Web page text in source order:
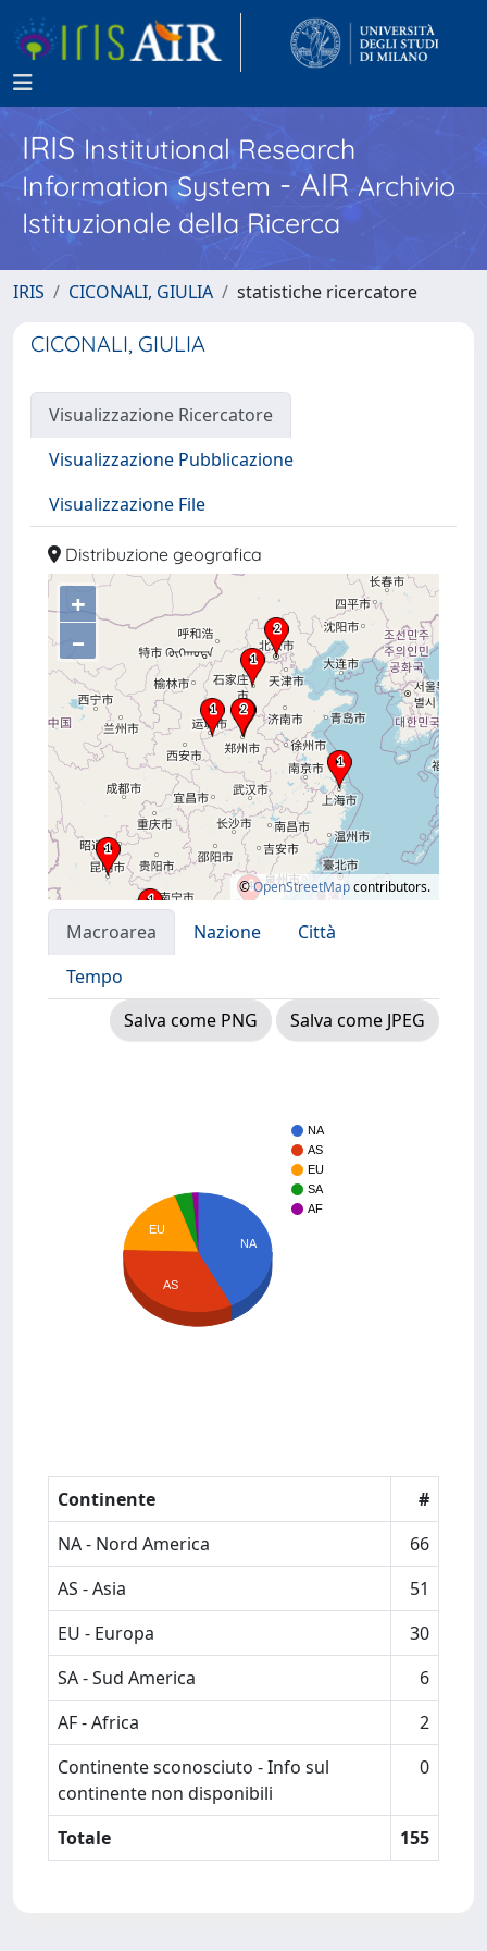
IRISInstitutional Research
Information System - AIR Archivio
Istituzionale della Ricerca
IRIS CICONALI, GIULIA statistiche ricercatore
CICONALI, GIULIA
Visualizzazione Ricercatore
Visualizzazione Pubblicazione
Visualizzazione File
Distribuzione geografica
+
–
©OpenStreetMapcontributors.
Macroarea Nazione
Città
Tempo
Salva come PNG
Salva come JPEG
NA
AS
EU
SA
AF
NA
EU
AS
Continente
#
NA - Nord America
66
AS - Asia
51
EU - Europa
30
SA - Sud America
6
AF - Africa
2
Continente sconosciuto - Info sul
continente non disponibili
0
Totale 155